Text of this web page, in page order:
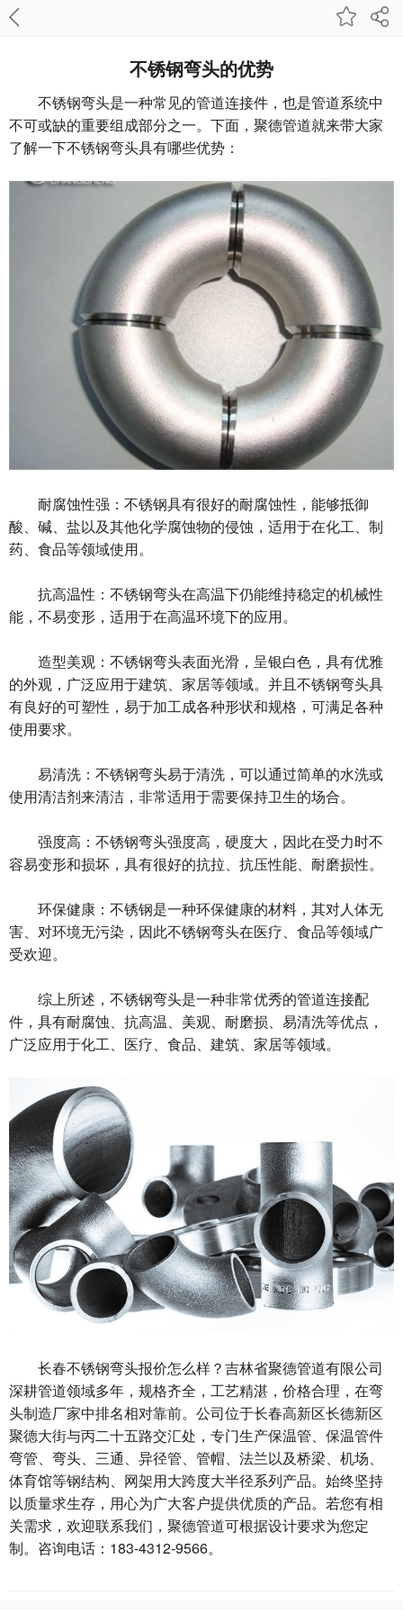
不锈钢弯头的优势
不锈钢弯头是⼀种常⻅的管道连接件，也是管道系统中
不可或缺的重要组成部分之⼀。下面，聚德管道就来带大家
了解一下不锈钢弯头具有哪些优势：
耐腐蚀性强：不锈钢具有很好的耐腐蚀性，能够抵御
酸、碱、盐以及其他化学腐蚀物的侵蚀，适用于在化工、制
药、食品等领域使用。
抗高温性：不锈钢弯头在高温下仍能维持稳定的机械性
能，不易变形，适用于在高温环境下的应用。
造型美观：不锈钢弯头表面光滑，呈银白色，具有优雅
的外观，广泛应用于建筑、家居等领域。并且不锈钢弯头具
有良好的可塑性，易于加工成各种形状和规格，可满足各种
使用要求。
易清洗：不锈钢弯头易于清洗，可以通过简单的水洗或
使用清洁剂来清洁，非常适用于需要保持卫生的场合。
强度高：不锈钢弯头强度高，硬度大，因此在受力时不
容易变形和损坏，具有很好的抗拉、抗压性能、耐磨损性。
环保健康：不锈钢是一种环保健康的材料，其对人体无
害、对环境无污染，因此不锈钢弯头在医疗、食品等领域广
受欢迎。
综上所述，不锈钢弯头是一种非常优秀的管道连接配
件，具有耐腐蚀、抗高温、美观、耐磨损、易清洗等优点，
广泛应用于化工、医疗、食品、建筑、家居等领域。
长春不锈钢弯头报价怎么样？吉林省聚德管道有限公司
深耕管道领域多年，规格齐全，工艺精湛，价格合理，在弯
头制造厂家中排名相对靠前。公司位于长春高新区长德新区
聚德大街与丙二十五路交汇处，专门生产保温管、保温管件
弯管、弯头、三通、异径管、管帽、法兰以及桥梁、机场、
体育馆等钢结构、网架用大跨度大半径系列产品。始终坚持
以质量求生存，用心为广大客户提供优质的产品。若您有相
关需求，欢迎联系我们，聚德管道可根据设计要求为您定
制。咨询电话：183-4312-9566。